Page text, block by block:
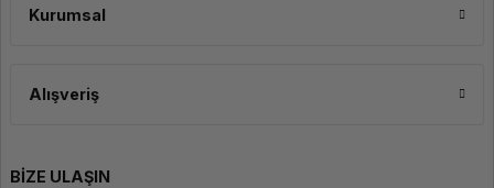
Kurumsal
Alışveriş
BİZE ULAŞIN